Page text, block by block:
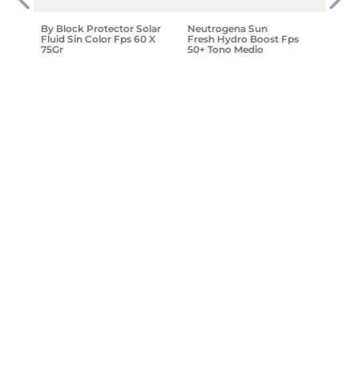
By Block Protector Solar
Fluid Sin Color Fps 60 X
75Gr
Neutrogena Sun
Fresh Hydro Boost Fps
50+ Tono Medio